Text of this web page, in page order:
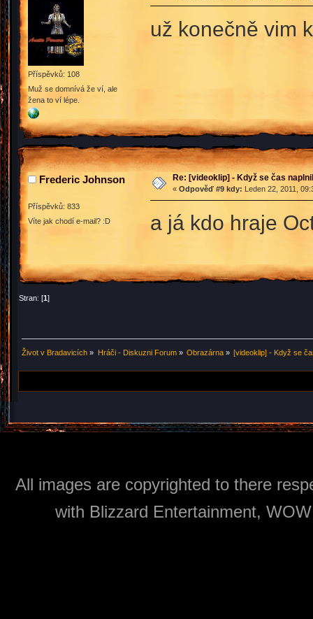
Příspěvků: 108
Muž se domnívá že ví, ale
žena to ví lépe.
už konečně vim
Frederic Johnson
Příspěvků: 833
Víte jak chodí e-mail? :D
Re: [videoklip] - Když se čas
« Odpověď #9 kdy: Leden 22, 2011,
a já kdo hraje
Stran: [1]
Život v Bradavicích » Hráči - Diskuzni Forum» Obrazárna» [videoklip] - Když se
All images are copyrighted to there
with Blizzard Entertainment,